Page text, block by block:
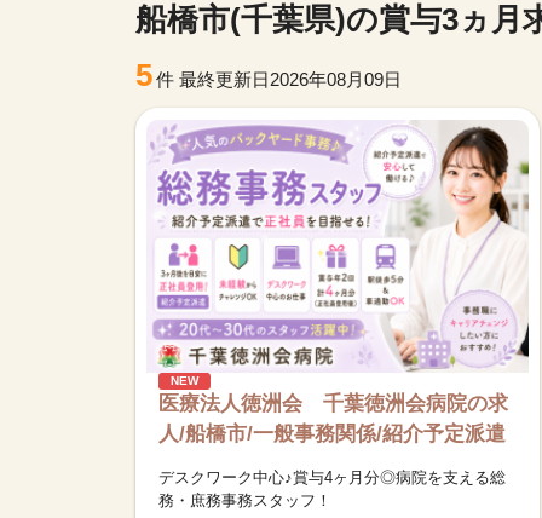
船橋市(千葉県)の賞与3ヵ月
5件 最終更新日2026年08月09日
NEW
医療法人徳洲会 千葉徳洲会病院の求
人/船橋市/一般事務関係/紹介予定派遣
デスクワーク中心♪賞与4ヶ月分◎病院を支える総
務・庶務事務スタッフ！